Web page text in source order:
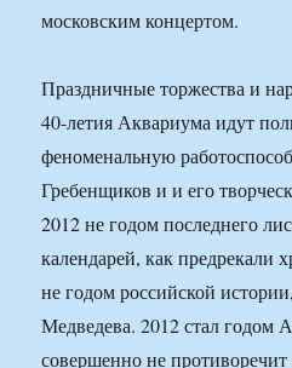
Праздничные торжества и
40-летия Аквариума идут
феноменальную
Гребенщиков и и его
2012 не годом последнего
календарей, как предрекали
не годом российской
Медведева. 2012 стал годом
совершенно не